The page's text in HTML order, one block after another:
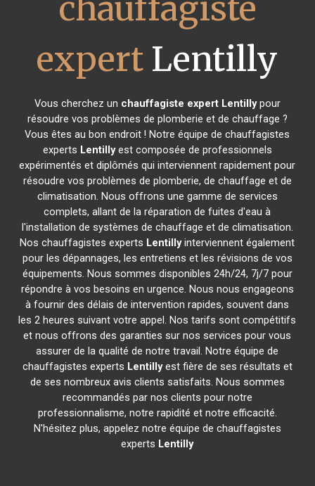
chauffagiste
expert Lentilly
Vous cherchez un chauffagiste expert Lentillypour
résoudre vos problèmes de plomberie et de chauffage ?
Vous êtes au bon endroit ! Notre équipe de chauffagistes
experts Lentillyest composée de professionnels
expérimentés et diplômés qui interviennent rapidement pour
résoudre vos problèmes de plomberie, de chauffage et de
climatisation. Nous offrons une gamme de services
complets, allant de la réparation de fuites d'eau à
l'installation de systèmes de chauffage et de climatisation.
Nos chauffagistes experts Lentillyinterviennent également
pour les dépannages, les entretiens et les révisions de vos
équipements. Nous sommes disponibles 24h/24, 7j/7 pour
répondre à vos besoins en urgence. Nous nous engageons
à fournir des délais de intervention rapides, souvent dans
les 2 heures suivant votre appel. Nos tarifs sont compétitifs
et nous offrons des garanties sur nos services pour vous
assurer de la qualité de notre travail. Notre équipe de
chauffagistes experts Lentillyest fière de ses résultats et
de ses nombreux avis clients satisfaits. Nous sommes
recommandés par nos clients pour notre
professionnalisme, notre rapidité et notre efficacité.
N'hésitez plus, appelez notre équipe de chauffagistes
experts Lentilly